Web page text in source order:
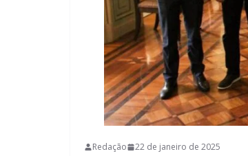
Redação 22 de janeiro de 2025